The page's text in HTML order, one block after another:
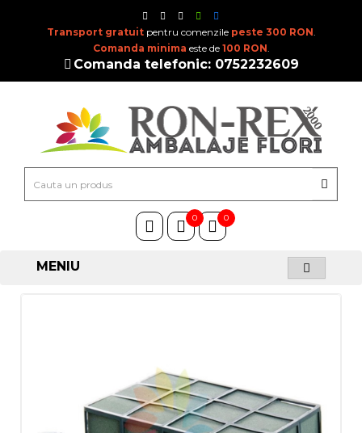
Transport gratuitpentru comenzile peste 300 RON.
Comanda minima este de 100 RON.
Comanda telefonic: 0752232609
0 0
MENIU